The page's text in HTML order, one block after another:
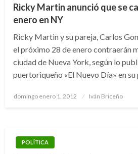
Ricky Martin anunció que se
enero en NY
Ricky Martin y su pareja, Carlos
el próximo 28 de enero contraerán
ciudad de Nueva York, según lo
puertoriqueño «El Nuevo Día» en su
Publicado
domingo enero 1, 2012 Iván Briceño
POLÍTICA